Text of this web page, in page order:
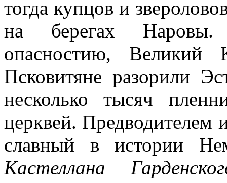
тогда купцов и
на берегах Наровы.
опасностию,
Псковитяне разорили
несколько тысяч
церквей. Предводителем
славный в истории
Кастеллана